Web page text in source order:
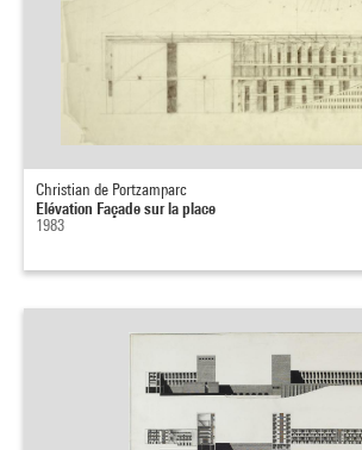
Christian de Portzamparc
Elévation Façade sur la place
1983